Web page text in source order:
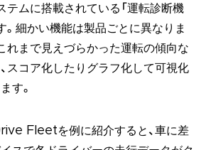
テムに搭載されている「運転診断機
。細かい機能は製品ごとに異なりま
れまで見えづらかった運転の傾向な
スコア化したりグラフ化して可視化
す。
Fleetを例に紹介すると、車に差